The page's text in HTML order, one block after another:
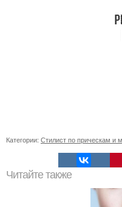
Категории: Стилист по прическам и
Читайте также